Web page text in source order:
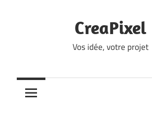
CreaPixel
Vos idée, votre projet